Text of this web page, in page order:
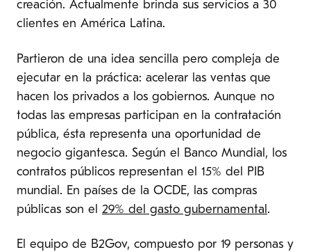
creación. Actualmente brinda sus servicios a 30
clientes en América Latina.
Partieron de una idea sencilla pero compleja de
ejecutar en la práctica: acelerar las ventas que
hacen los privados a los gobiernos. Aunque no
todas las empresas participan en la contratación
pública, ésta representa una oportunidad de
negocio gigantesca. Según el Banco Mundial, los
contratos públicos representan el 15% del PIB
mundial. En países de la OCDE, las compras
públicas son el 29% del gasto gubernamental .
El equipo de B2Gov, compuesto por 19 personas y